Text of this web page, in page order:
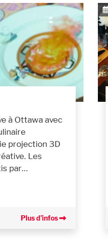
à Ottawa avec
projection 3D
Les
par…
Plus d’infos